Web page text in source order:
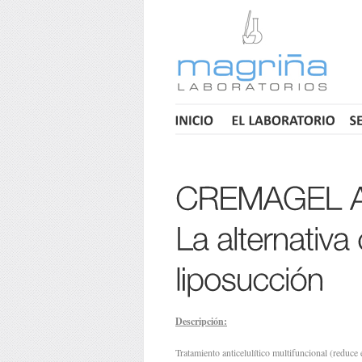
Descripción:
Tratamiento anticelulítico multifuncional